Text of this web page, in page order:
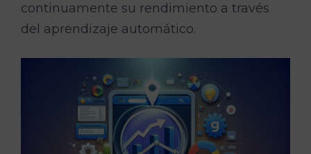
continuamente su rendimiento a través
del aprendizaje automático.